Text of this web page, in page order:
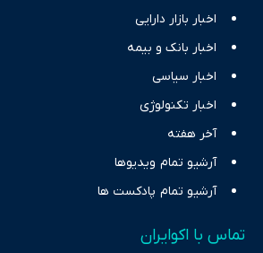
اخبار بازار دارایی
اخبار بانک و بیمه
اخبار سیاسی
اخبار تکنولوژی
آخر هفته
آرشیو تمام ویدیوها
آرشیو تمام پادکست ها
تماس با اکوایران